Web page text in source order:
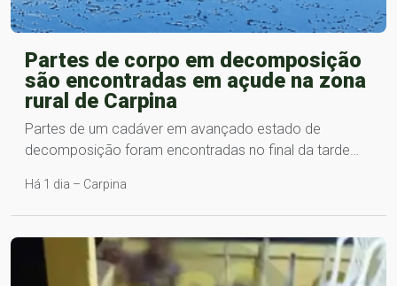
Partes de corpo em decomposição
são encontradas em açude na zona
rural de Carpina
Partes de um cadáver em avançado estado de
decomposição foram encontradas no final da tarde…
Há 1 dia – Carpina